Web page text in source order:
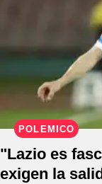
POLÉMICO
"Lazio es
exigen la